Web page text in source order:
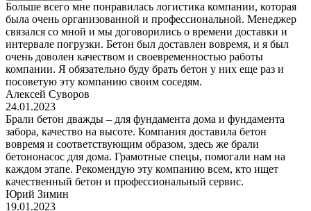
Больше всего мне понравилась логистика компании, которая
была очень организованной и профессиональной. Менеджер
связался со мной и мы договорились о времени доставки и
интервале погрузки. Бетон был доставлен вовремя, и я был
очень доволен качеством и своевременностью работы
компании. Я обязательно буду брать бетон у них еще раз и
посоветую эту компанию своим соседям.
Алексей Суворов
24.01.2023
Брали бетон дважды – для фундамента дома и фундамента
забора, качество на высоте. Компания доставила бетон
вовремя и соответствующим образом, здесь же брали
бетононасос для дома. Грамотные спецы, помогали нам на
каждом этапе. Рекомендую эту компанию всем, кто ищет
качественный бетон и профессиональный сервис.
Юрий Зимин
19.01.2023